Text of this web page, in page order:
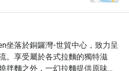
坐落於銅鑼灣-世貿中心，致力呈
。享受屬於各式拉麵的獨特滋
拌麵之外，一幻拉麵提供原味、